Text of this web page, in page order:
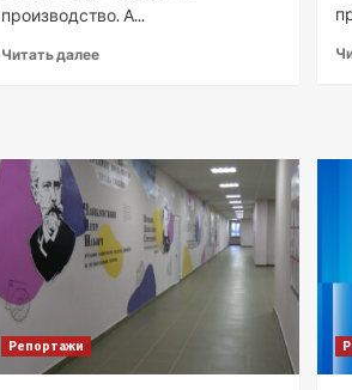
производство. А...
Читать далее
Репортажи